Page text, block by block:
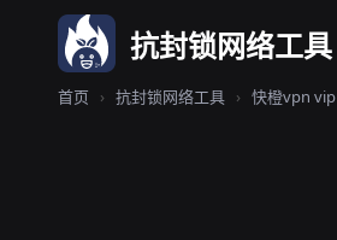
抗封锁网络工具
首页 › 抗封锁网络工具 › 快橙vpn vip